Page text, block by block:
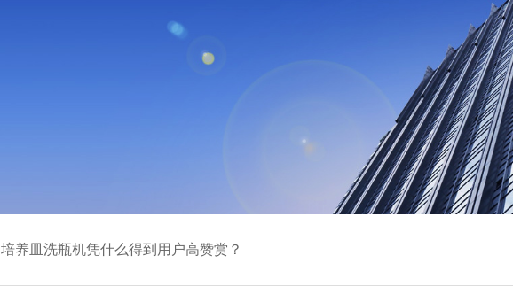
培养皿洗瓶机凭什么得到用户高赞赏？